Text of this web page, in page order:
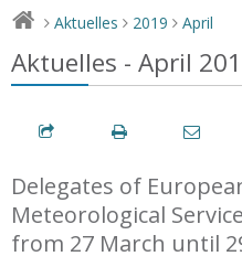
> Aktuelles > 2019 > April
Aktuelles - April
Delegates of
Meteorological
from 27 March until